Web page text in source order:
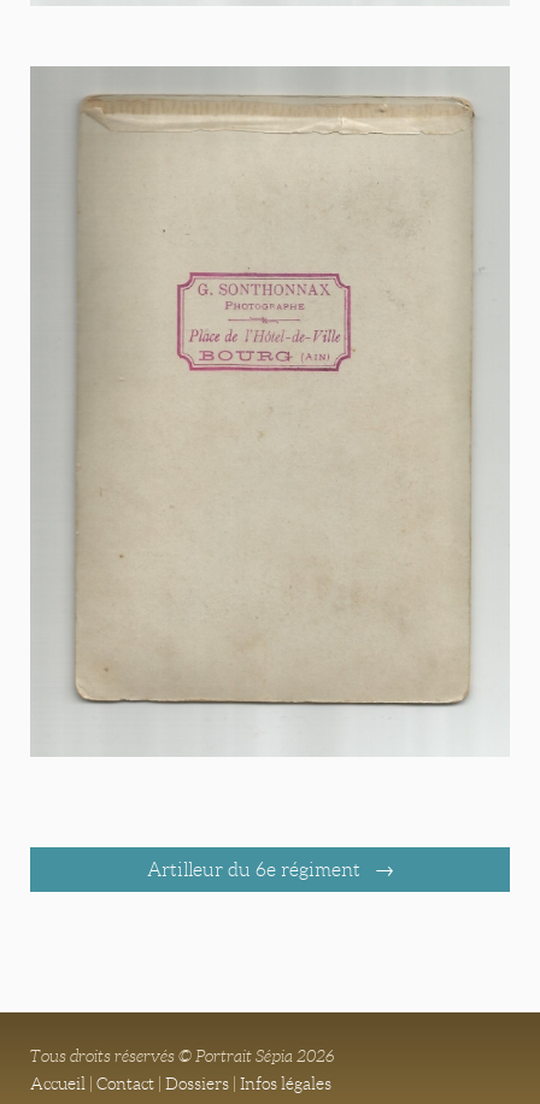
Artilleur du 6e régiment
Tous droits réservés © Portrait Sépia 2026
Accueil
Contact Dossiers Infos légales